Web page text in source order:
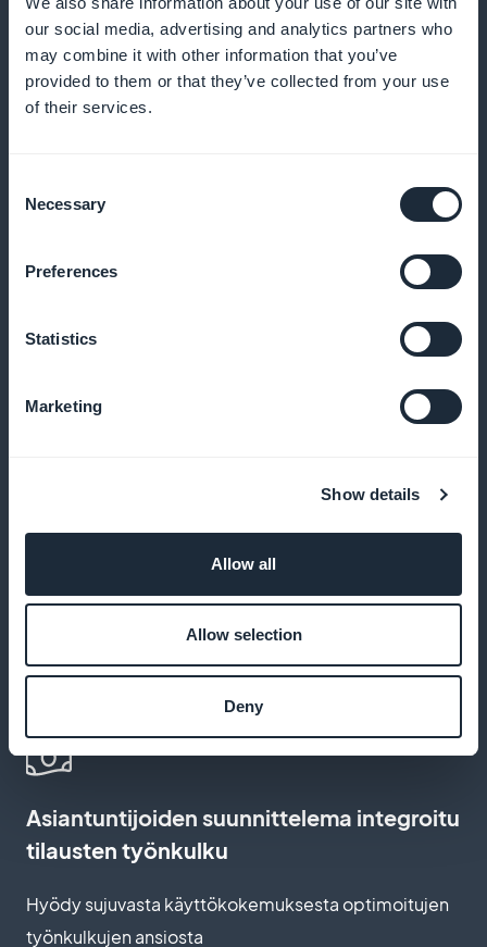
our social media, advertising and analytics partners who
may combine it with other information that you’ve
provided to them or that they’ve collected from your use
of their services.
Selection
Necessary
Preferences
Statistics
Marketing
Show details
Allow all
Allow selection
Deny
Pääset käsiksi tarkkoihin analyyseihin tilaajistasi ja
voit optimoida sisältöstrategiaasi
tilauksen myynninedistämiswidgetti
Lisää konversioita näyttämällä kampanjat suoraan
Ei provisiota tilausmyynnistä saaduista
Pidä 100 % tuloistasi GoodBarberin kanssa,
Tilaussivun mukauttaminen
Luo tilaussivu, joka kuvastaa brändiäsi ja sitouttaa
Asiantuntijoiden suunnittelema integroitu
tilausten työnkulku
Hyödy sujuvasta käyttökokemuksesta optimoitujen
työnkulkujen ansiosta